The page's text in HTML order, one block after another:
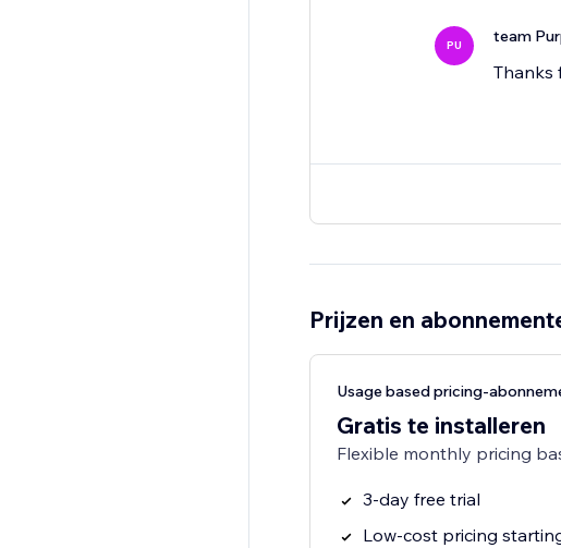
PU team
Thanks
Prijzen en
Usage based pricing-
Gratis te installeren
Flexible monthly pricing
3-day free trial
Low-cost pricing